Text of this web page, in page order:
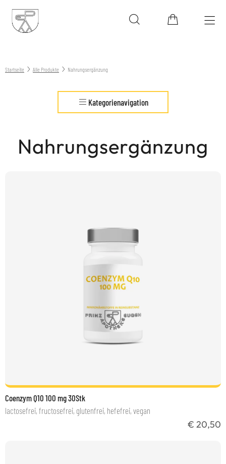
Startseite Alle Produkte Nahrungsergänzung
Kategorienavigation
Nahrungsergänzung
Coenzym Q10 100 mg 30Stk
lactosefrei, fructosefrei, glutenfrei, hefefrei, vegan
€ 20,50